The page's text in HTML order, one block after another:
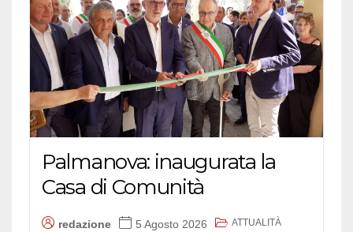
Palmanova: inaugurata la
Casa di Comunità
redazione 5 Agosto 2026 ATTUALITÀ